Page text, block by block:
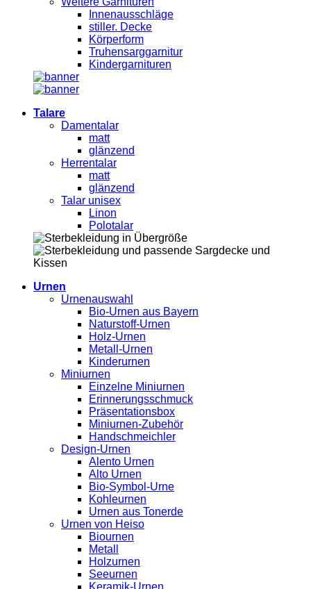
Innenausschläge
stiller. Decke
Körperform
Truhensarggarnitur
Kindergarnituren
Talare
Damentalar
matt
glänzend
Herrentalar
matt
glänzend
Talar unisex
Linon
Polotalar
Urnen
Urnenauswahl
Bio-Urnen aus Bayern
Naturstoff-Urnen
Holz-Urnen
Metall-Urnen
Kinderurnen
Miniurnen
Einzelne Miniurnen
Erinnerungsschmuck
Präsentationsbox
Miniurnen-Zubehör
Handschmeichler
Design-Urnen
Alento Urnen
Alto Urnen
Bio-Symbol-Urne
Kohleurnen
Urnen aus Tonerde
Urnen von Heiso
Biournen
Metall
Holzurnen
Seeurnen
Keramik-Urnen